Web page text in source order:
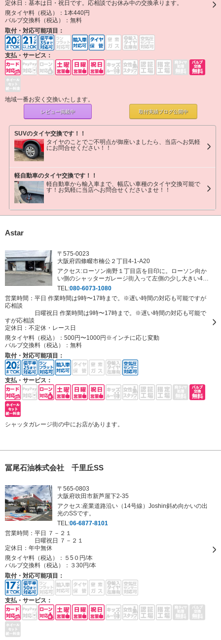
定休日： 基本は日・祝日です。応相談でお休み中の交換承ります。
廃タイヤ料（税込）： 1本440円
バルブ交換料（税込）： 無料
取付・対応可能項目：
支払・サービス：
地域一番お安く交換いたします。
レビュー掲載中 取付実績ブログ公開中
SUVのタイヤ交換です！！
タイヤのことでご不明点が御座いましたら、当店へお気軽
にお問合せください！！
軽自動車のタイヤ交換です！！
軽自動車から輸入車まで、幅広い車種のタイヤ交換可能で
す！お気軽に当店へお問合せくださいませ！！
Astar
〒575-0023
大阪府四條畷市楠公２丁目4-1-A20
アクセス:ローソン南野１丁目店を目印に。ローソン向か
い側のシャッターガレージ街入って左側の少し大きい4連
続並びの倉庫がお店になります！
TEL:080-6073-1080
営業時間：平日 作業時間は9時〜17時まで。※遅い時間の対応も可能ですが
応相談
日曜祝日 作業時間は9時〜17時まで。※遅い時間の対応も可能で
すが応相談
定休日： 不定休・レース日
廃タイヤ料（税込）： 500円〜1000円※インチに応じ変動
バルブ交換料（税込）： 無料
取付・対応可能項目：
支払・サービス：
シャッタガレージ街の中にお店があります。
冨尾石油株式会社 千里丘SS
〒565-0803
大阪府吹田市新芦屋下2-35
アクセス:産業道路沿い（14号線）Joshin斜め向かいの出
光のSSです。
TEL:06-6877-8101
営業時間：平日 ７－２１
日曜祝日 ７－２１
定休日： 年中無休
廃タイヤ料（税込）： ５5０円/本
バルブ交換料（税込）： ３30円/本
取付・対応可能項目：
支払・サービス：